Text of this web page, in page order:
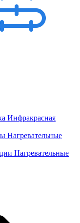
Инфракрасная
Нагревательные
Нагревательные